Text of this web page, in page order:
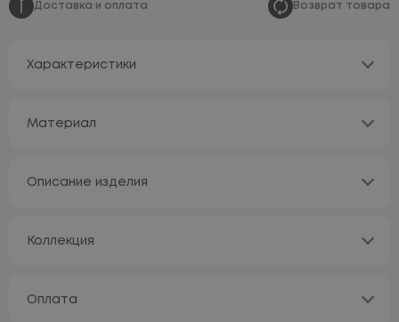
Доставка и оплата Возврат товара
Характеристики
Материал
Описание изделия
Коллекция
Оплата